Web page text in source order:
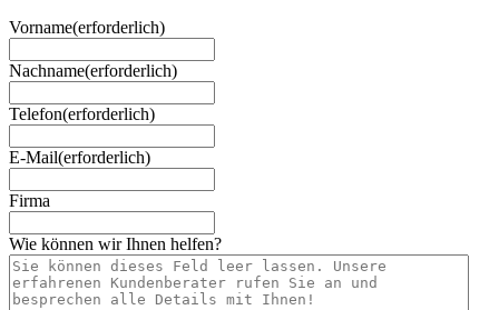
Vorname(erforderlich)
Nachname(erforderlich)
Telefon(erforderlich)
E-Mail(erforderlich)
Firma
Wie können wir Ihnen helfen?